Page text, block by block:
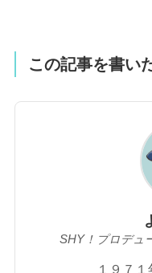
この記事を書い
SHY！プロデュ
１９７